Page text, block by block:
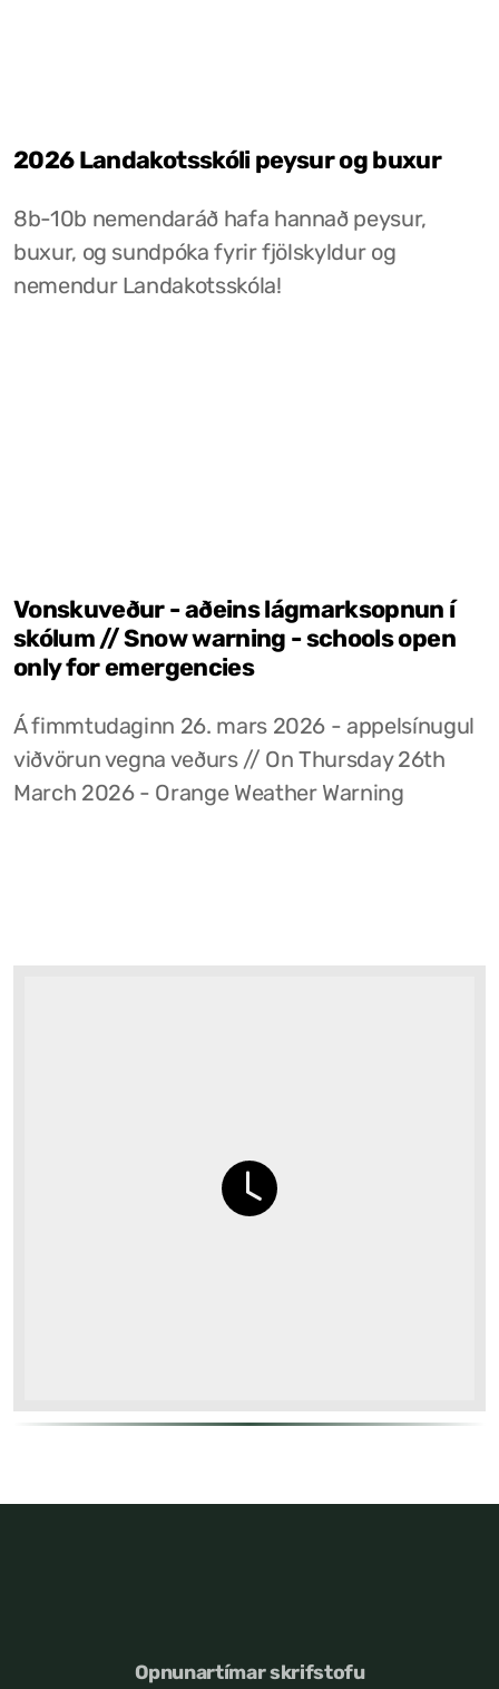
2026 Landakotsskóli peysur og buxur
8b-10b nemendaráð hafa hannað peysur,
buxur, og sundpóka fyrir fjölskyldur og
nemendur Landakotsskóla!
Vonskuveður - aðeins lágmarksopnun í
skólum // Snow warning - schools open
only for emergencies
Á fimmtudaginn 26. mars 2026 - appelsínugul
viðvörun vegna veðurs // On Thursday 26th
March 2026 - Orange Weather Warning
Opnunartímar skrifstofu